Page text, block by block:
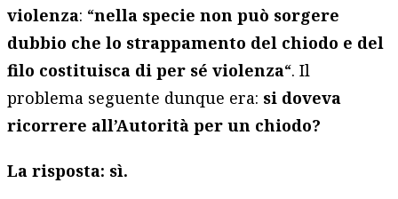
violenza: “nella specie non può sorgere
dubbio che lo strappamento del chiodo e del
filo costituisca di per sé violenza“. Il
problema seguente dunque era: si doveva
ricorrere all’Autorità per un chiodo?
La risposta: sì.